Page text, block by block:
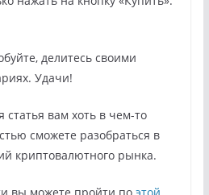
делитесь своими
Удачи!
статья вам хоть в чем-то
сможете разобраться в
криптовалютного рынка.